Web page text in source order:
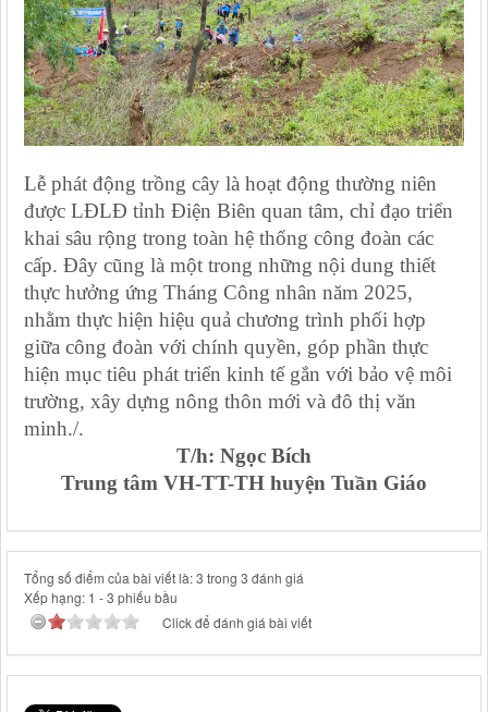
Lễ phát động trồng cây là hoạt động thường niên
được LĐLĐ tỉnh Điện Biên quan tâm, chỉ đạo triển
khai sâu rộng trong toàn hệ thống công đoàn các
cấp. Đây cũng là một trong những nội dung thiết
thực hưởng ứng Tháng Công nhân năm 2025,
nhằm thực hiện hiệu quả chương trình phối hợp
giữa công đoàn với chính quyền, góp phần thực
hiện mục tiêu phát triển kinh tế gắn với bảo vệ môi
trường, xây dựng nông thôn mới và đô thị văn
minh./.
T/h: Ngọc Bích
Trung tâm VH-TT-TH huyện Tuần Giáo
Tổng số điểm của bài viết là: 3 trong 3 đánh giá
Xếp hạng: 1 -3 phiếu bầu
Click để đánh giá bài viết